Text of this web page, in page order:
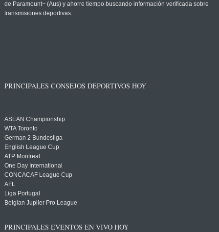
de Paramount~ (Aus) y ahorre tiempo buscando información verificada sobre
transmisiones deportivas.
PRINCIPALES CONSEJOS DEPORTIVOS HOY
ASEAN Championship
WTA Toronto
German 2 Bundesliga
English League Cup
ATP Montreal
One Day International
CONCACAF League Cup
AFL
Liga Portugal
Belgian Jupiler Pro League
PRINCIPALES EVENTOS EN VIVO HOY